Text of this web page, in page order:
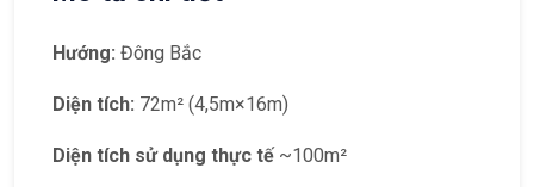
Hướng: Đông Bắc
Diện tích: 72m² (4,5m×16m)
Diện tích sử dụng thực tế~100m²